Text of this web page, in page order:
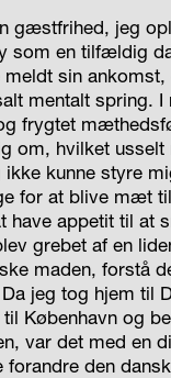
gæstfrihed, jeg
som en tilfældig
meldt sin
mentalt spring. I
frygtet
om, hvilket usselt
ikke kunne styre
for at blive mæt
have appetit til at
grebet af en
maden, forstå
jeg tog hjem til
København og
var det med en
forandre den